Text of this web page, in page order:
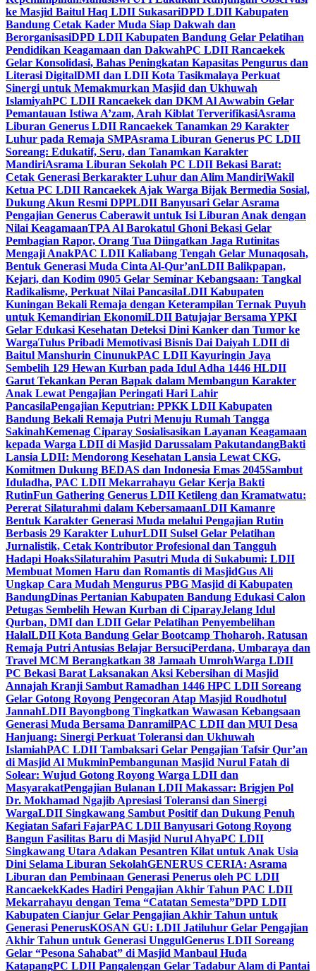
ke Masjid Baitul Haq LDII SukasariDPD LDII Kabupaten
Bandung Cetak Kader Muda Siap Dakwah dan
BerorganisasiDPD LDII Kabupaten Bandung Gelar Pelatihan
Pendidikan Keagamaan dan DakwahPC LDII Rancaekek
Gelar Konsolidasi, Bahas Peningkatan Kapasitas Pengurus dan
Literasi DigitalDMI dan LDII Kota Tasikmalaya Perkuat
Sinergi untuk Memakmurkan Masjid dan Ukhuwah
IslamiyahPC LDII Rancaekek dan DKM Al Awwabin Gelar
Pemantauan Istiwa A’zam, Arah Kiblat TerverifikasiAsrama
Liburan Generus LDII Rancaekek Tanamkan 29 Karakter
Luhur pada Remaja SMPAsrama Liburan Generus PC LDII
Soreang: Edukatif, Seru, dan Tanamkan Karakter
MandiriAsrama Liburan Sekolah PC LDII Bekasi Barat:
Cetak Generasi Berkarakter Luhur dan Alim MandiriWakil
Ketua PC LDII Rancaekek Ajak Warga Bijak Bermedia Sosial,
Dukung Akun Resmi DPPLDII Banyusari Gelar Asrama
Pengajian Generus Caberawit untuk Isi Liburan Anak dengan
Nilai KeagamaanTPA Al Barokatul Ghoni Bekasi Gelar
Pembagian Rapor, Orang Tua Diingatkan Jaga Rutinitas
Mengaji AnakPAC LDII Kaliabang Tengah Gelar Munaqosah,
Bentuk Generasi Muda Cinta Al-Qur’anLDII Balikpapan,
Kejari, dan Kodim 0905 Gelar Seminar Kebangsaan: Tangkal
Radikalisme, Perkuat Nilai PancasilaLDII Kabupaten
Kuningan Bekali Remaja dengan Keterampilan Ternak Puyuh
untuk Kemandirian EkonomiLDII Batujajar Bersama YPKI
Gelar Edukasi Kesehatan Deteksi Dini Kanker dan Tumor ke
WargaTulus Pribadi Memotivasi Bisnis Dai Daiyah LDII di
Baitul Manshurin CinunukPAC LDII Kayuringin Jaya
Sembelih 129 Hewan Kurban pada Idul Adha 1446 HLDII
Garut Tekankan Peran Bapak dalam Membangun Karakter
Anak Lewat Pengajian Peringati Hari Lahir
PancasilaPengajian Keputrian: PPKK LDII Kabupaten
Bandung Bekali Remaja Putri Menuju Rumah Tangga
SakinahKemenag Ciparay Sosialisasikan Layanan Keagamaan
kepada Warga LDII di Masjid Darussalam PakutandangBakti
Lansia LDII: Mendorong Kesehatan Lansia Lewat CKG,
Komitmen Dukung BEDAS dan Indonesia Emas 2045Sambut
Iduladha, PAC LDII Mekarrahayu Gelar Kerja Bakti
RutinFun Gathering Generus LDII Ketileng dan Kramatwatu:
Pererat Silaturahmi dalam KebersamaanLDII Kamanre
Bentuk Karakter Generasi Muda melalui Pengajian Rutin
Berbasis 29 Karakter LuhurLDII Sulsel Gelar Pelatihan
Jurnalistik, Cetak Kontributor Profesional dan Tangguh
Hadapi HoaksSilaturahim Pasutri Muda di Sukabumi: LDII
Membuat Momen Haru dan Romantis di MasjidGus Ali
Ungkap Cara Mudah Mengurus PBG Masjid di Kabupaten
BandungDinas Pertanian Kabupaten Bandung Edukasi Calon
Petugas Sembelih Hewan Kurban di CiparayJelang Idul
Qurban, DMI dan LDII Gelar Pelatihan Penyembelihan
HalalLDII Kota Bandung Gelar Bootcamp Thoharoh, Ratusan
Remaja Putri Antusias Belajar BersuciPerdana, Umbaraya dan
Travel MCM Berangkatkan 38 Jamaah UmrohWarga LDII
PC Bekasi Barat Laksanakan Aksi Kebersihan di Masjid
Annajah Kranji Sambut Ramadhan 1446 HPC LDII Soreang
Gelar Gotong Royong Pengecoran Atap Masjid Roudhotul
JannahLDII Bayongbong Tingkatkan Wawasan Kebangsaan
Generasi Muda Bersama DanramilPAC LDII dan MUI Desa
Hanjuang: Sinergi Perkuat Toleransi dan Ukhuwah
IslamiahPAC LDII Tambaksari Gelar Pengajian Tafsir Qur’an
di Masjid Al MukminPembangunan Masjid Nurul Fatah di
Solear: Wujud Gotong Royong Warga LDII dan
MasyarakatPengajian Bulanan LDII Makassar: Brigjen Pol
Dr. Mokhamad Ngajib Apresiasi Toleransi dan Sinergi
WargaLDII Singkawang Sambut Positif dan Dukung Penuh
Kegiatan Safari FajarPAC LDII Banyusari Gotong Royong
Bangun Fasilitas Baru di Masjid Nurul AhyaPC LDII
Singkawang Utara Adakan Pesantren Kilat untuk Anak Usia
Dini Selama Liburan SekolahGENERUS CERIA: Asrama
Liburan dan Pembinaan Generasi Penerus oleh PC LDII
RancaekekKades Hadiri Pengajian Akhir Tahun PAC LDII
Mekarrahayu dengan Tema “Catatan Semesta”DPD LDII
Kabupaten Cianjur Gelar Pengajian Akhir Tahun untuk
Generasi PenerusKOSAN GU: LDII Jatiluhur Gelar Pengajian
Akhir Tahun untuk Generasi UnggulGenerus LDII Soreang
Gelar “Pesona Sahabat” di Masjid Manbaul Huda
KatapangPC LDII Pangalengan Gelar Tadabur Alam di Pantai